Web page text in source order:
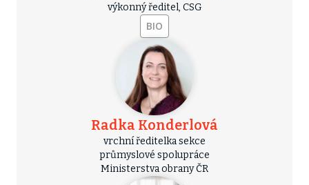
výkonný ředitel, CSG
BIO
Radka Konderlová
vrchní ředitelka sekce
průmyslové spolupráce
Ministerstva obrany ČR